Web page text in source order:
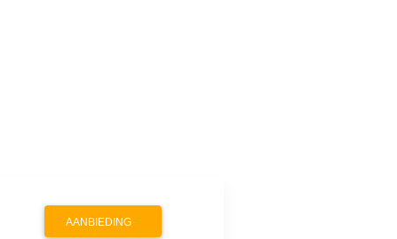
AANBIEDING